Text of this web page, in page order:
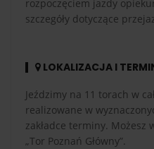
rozpoczęciem jazdy
szczegóły dotyczące
LOKALIZACJA I
Jeździmy na 11 torach w
realizowane w
zakładce terminy. Możesz
„Tor Poznań Główny”.